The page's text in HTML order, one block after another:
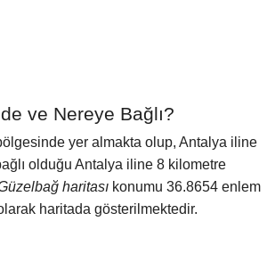
ve Nereye Bağlı?
yer almakta olup, Antalya iline
olduğu Antalya iline 8 kilometre
haritası konumu 36.8654 enlem
haritada gösterilmektedir.